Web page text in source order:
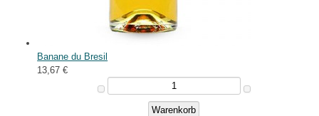
Banane du Bresil
13,67 €